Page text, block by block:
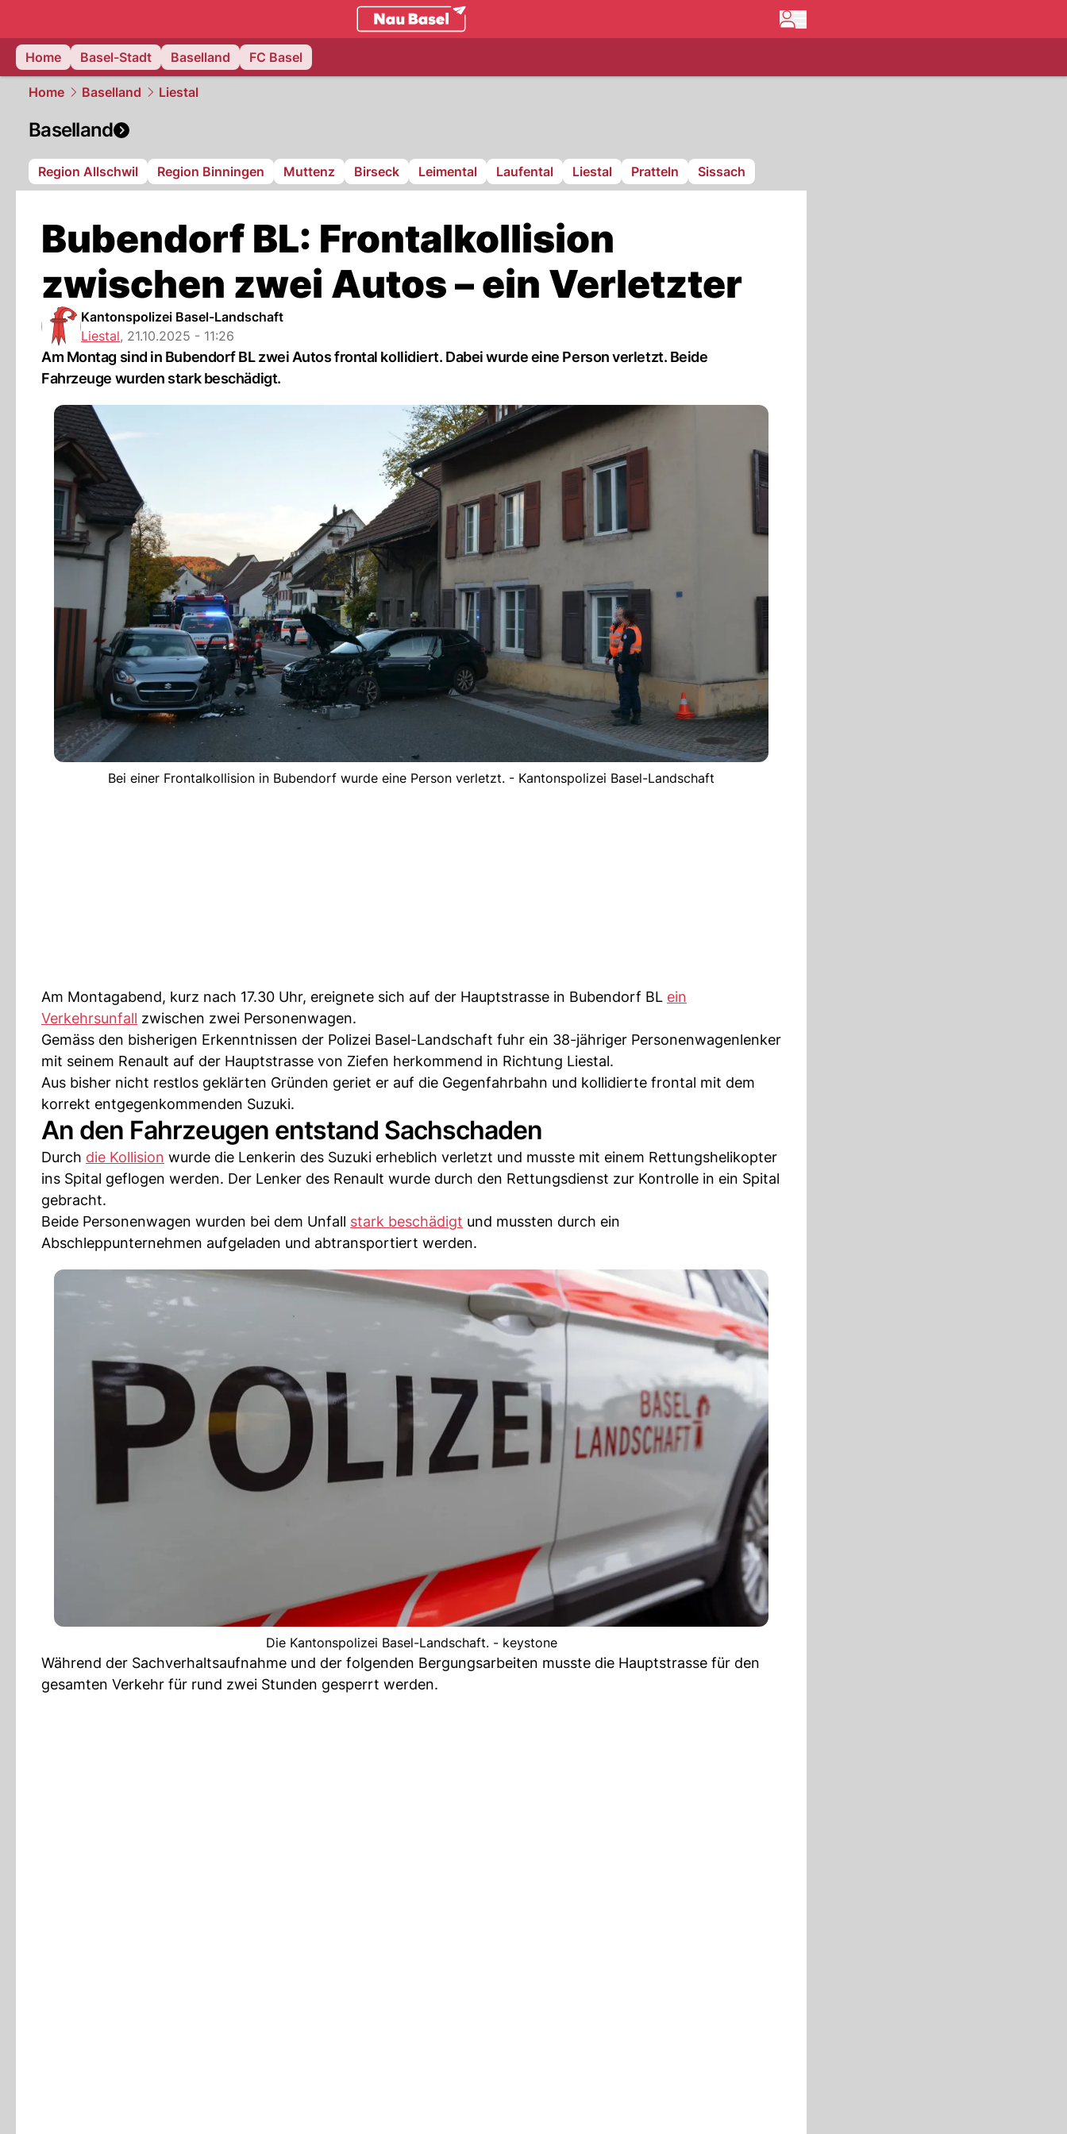
basel.
Home
Basel-Stadt Baselland FC Basel
Home Baselland Liestal
Baselland
Region Allschwil Region Binningen Muttenz Birseck Leimental Laufental Liestal Pratteln Sissach
Bubendorf BL: Frontalkollision
zwischen zwei Autos – ein Verletzter
Kantonspolizei Basel-Landschaft
Liestal, 21.10.2025 - 11:26
Am Montag sind in Bubendorf BL zwei Autos frontal kollidiert. Dabei wurde eine Person verletzt. Beide
Fahrzeuge wurden stark beschädigt.
Bei einer Frontalkollision in Bubendorf wurde eine Person verletzt. - Kantonspolizei Basel-Landschaft
Am Montagabend, kurz nach 17.30 Uhr, ereignete sich auf der Hauptstrasse in Bubendorf BL ein
Verkehrsunfall zwischen zwei Personenwagen.
Gemäss den bisherigen Erkenntnissen der Polizei Basel-Landschaft fuhr ein 38-jähriger Personenwagenlenker
mit seinem Renault auf der Hauptstrasse von Ziefen herkommend in Richtung Liestal.
Aus bisher nicht restlos geklärten Gründen geriet er auf die Gegenfahrbahn und kollidierte frontal mit dem
korrekt entgegenkommenden Suzuki.
An den Fahrzeugen entstand Sachschaden
Durch die Kollision wurde die Lenkerin des Suzuki erheblich verletzt und musste mit einem Rettungshelikopter
ins Spital geflogen werden. Der Lenker des Renault wurde durch den Rettungsdienst zur Kontrolle in ein Spital
gebracht.
Beide Personenwagen wurden bei dem Unfall stark beschädigt und mussten durch ein
Abschleppunternehmen aufgeladen und abtransportiert werden.
Die Kantonspolizei Basel-Landschaft. - keystone
Während der Sachverhaltsaufnahme und der folgenden Bergungsarbeiten musste die Hauptstrasse für den
gesamten Verkehr für rund zwei Stunden gesperrt werden.